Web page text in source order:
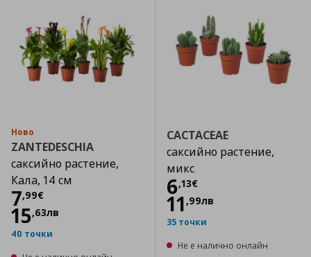
Ново
ZANTEDESCHIA
саксийно растение,
Кала, 14 см
7,99€
Цена
15,63лв
40 точки
CACTACEAE
саксийно растение,
микс
6,13€
Цена
11 ,99лв
35 точки
Не е налично онлайн